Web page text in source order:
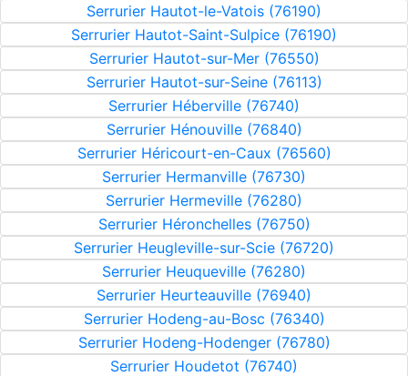
Serrurier Hautot-le-Vatois (76190)
Serrurier Hautot-Saint-Sulpice (76190)
Serrurier Hautot-sur-Mer (76550)
Serrurier Hautot-sur-Seine (76113)
Serrurier Héberville (76740)
Serrurier Hénouville (76840)
Serrurier Héricourt-en-Caux (76560)
Serrurier Hermanville (76730)
Serrurier Hermeville (76280)
Serrurier Héronchelles (76750)
Serrurier Heugleville-sur-Scie (76720)
Serrurier Heuqueville (76280)
Serrurier Heurteauville (76940)
Serrurier Hodeng-au-Bosc (76340)
Serrurier Hodeng-Hodenger (76780)
Serrurier Houdetot (76740)